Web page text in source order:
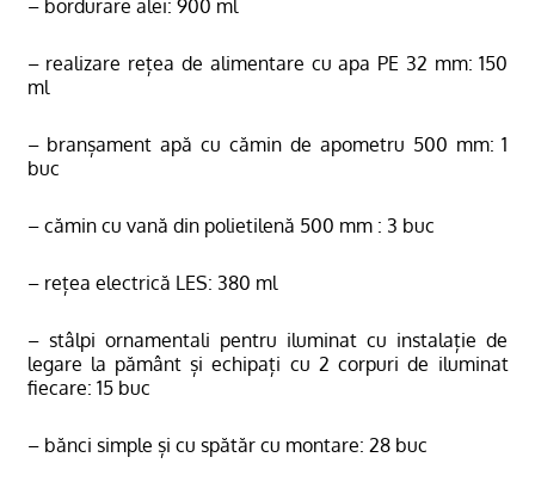
– bordurare alei: 900 ml
– realizare rețea de alimentare cu apa PE 32 mm: 150
ml
– branșament apă cu cămin de apometru 500 mm: 1
buc
– cămin cu vană din polietilenă 500 mm : 3 buc
– rețea electrică LES: 380 ml
– stâlpi ornamentali pentru iluminat cu instalație de
legare la pământ și echipați cu 2 corpuri de iluminat
fiecare: 15 buc
– bănci simple și cu spătăr cu montare: 28 buc